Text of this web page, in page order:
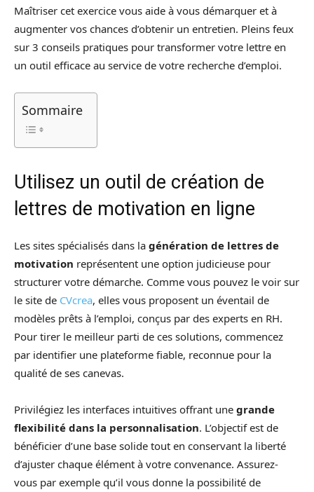
Maîtriser cet exercice vous aide à vous démarquer et à
augmenter vos chances d’obtenir un entretien. Pleins feux
sur 3 conseils pratiques pour transformer votre lettre en
un outil efficace au service de votre recherche d’emploi.
Sommaire
Utilisez un outil de création de
lettres de motivation en ligne
Les sites spécialisés dans la génération de lettres de
motivation représentent une option judicieuse pour
structurer votre démarche. Comme vous pouvez le voir sur
le site de CVcrea, elles vous proposent un éventail de
modèles prêts à l’emploi, conçus par des experts en RH.
Pour tirer le meilleur parti de ces solutions, commencez
par identifier une plateforme fiable, reconnue pour la
qualité de ses canevas.
Privilégiez les interfaces intuitives offrant une grande
flexibilité dans la personnalisation. L’objectif est de
bénéficier d’une base solide tout en conservant la liberté
d’ajuster chaque élément à votre convenance. Assurez-
vous par exemple qu’il vous donne la possibilité de